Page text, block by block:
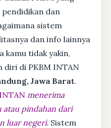
dan
sistem
dan info lainnya
kamu tidak yakin,
diri di PKBM INTAN
Jawa Barat.
menerima
pindahan dari
luar negeri. Sistem